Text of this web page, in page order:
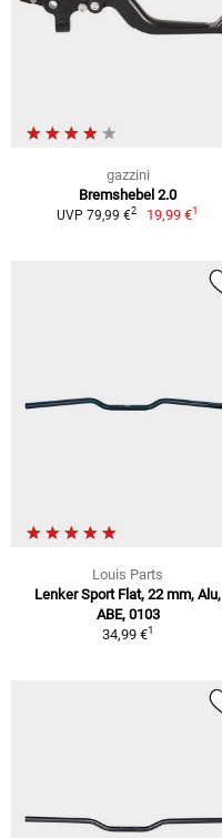
gazzini
Bremshebel 2.0
UVP 79,99 €2 19,99 €1
Louis Parts
Lenker Sport Flat, 22 mm, Alu,
ABE, 0103
34,99 €1